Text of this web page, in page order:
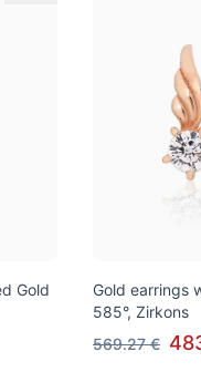
Gold
Gold earrings
585°, Zirkons
569.27 €